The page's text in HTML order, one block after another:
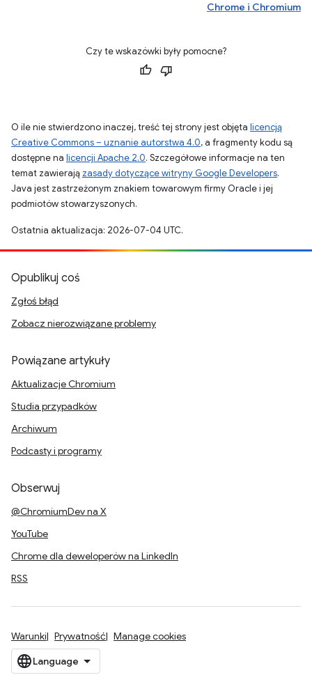
Chrome i Chromium
Czy te wskazówki były pomocne?
O ile nie stwierdzono inaczej, treść tej strony jest objęta licencją
Creative Commons – uznanie autorstwa 4.0, a fragmenty kodu są
dostępne na licencji Apache 2.0. Szczegółowe informacje na ten
temat zawierają zasady dotyczące witryny Google Developers.
Java jest zastrzeżonym znakiem towarowym firmy Oracle i jej
podmiotów stowarzyszonych.
Ostatnia aktualizacja: 2026-07-04 UTC.
Opublikuj coś
Zgłoś błąd
Zobacz nierozwiązane problemy
Powiązane artykuły
Aktualizacje Chromium
Studia przypadków
Archiwum
Podcasty i programy
Obserwuj
@ChromiumDev na X
YouTube
Chrome dla deweloperów na LinkedIn
RSS
Warunki Prywatność Manage cookies